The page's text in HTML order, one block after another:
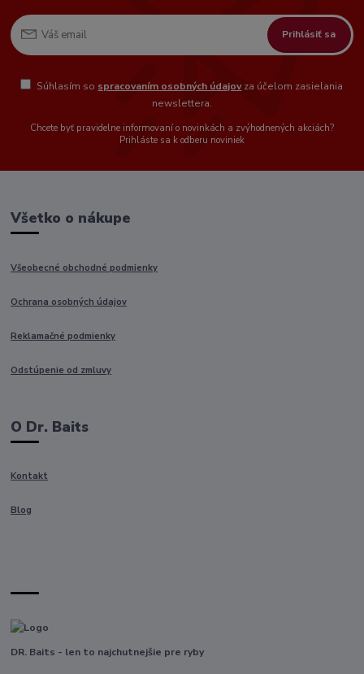
Prihlásiť sa
Súhlasím so spracovaním osobných údajovza účelom zasielania
newslettera.
Chcete byť pravidelne informovaní o novinkách a zvýhodnených akciách?
Prihláste sa k odberu noviniek
Všetko o nákupe
Všeobecné obchodné podmienky
Ochrana osobných údajov
Reklamačné podmienky
Odstúpenie od zmluvy
O Dr. Baits
Kontakt
Blog
DR. Baits - len to najchutnejšie pre ryby